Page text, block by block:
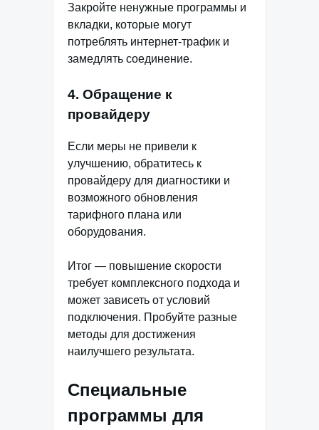
Закройте ненужные программы и
вкладки, которые могут
потреблять интернет-трафик и
замедлять соединение.
4. Обращение к
провайдеру
Если меры не привели к
улучшению, обратитесь к
провайдеру для диагностики и
возможного обновления
тарифного плана или
оборудования.
Итог — повышение скорости
требует комплексного подхода и
может зависеть от условий
подключения. Пробуйте разные
методы для достижения
наилучшего результата.
Специальные
программы для